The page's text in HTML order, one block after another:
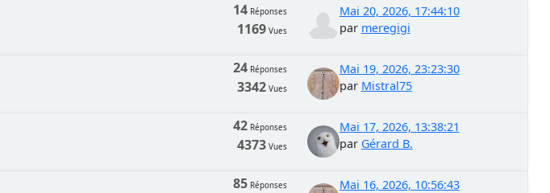
14Réponses
1169Vues
Mai 20, 2026, 17:44:10
par meregigi
24Réponses
3342Vues
Mai 19, 2026, 23:23:30
par Mistral75
42Réponses
4373Vues
Mai 17, 2026, 13:38:21
par Gérard B.
85Réponses
Mai 16, 2026, 10:56:43